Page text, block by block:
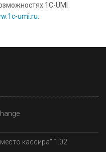
1C-UMI
umi.ru
кассира" 1.02